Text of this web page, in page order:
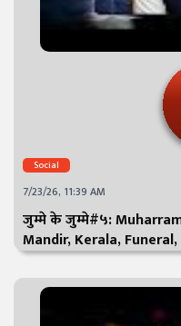
Social
7/23/26, 11:39 AM
जुम्मे के जुम्मे#५:
Mandir, Kerala,